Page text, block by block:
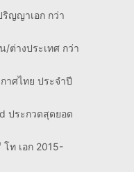
ญญาเอก กว่า
/ต่างประเทศ กว่า
ศไทย ประจำปี
ประกวดสุดยอด
ท เอก 2015-